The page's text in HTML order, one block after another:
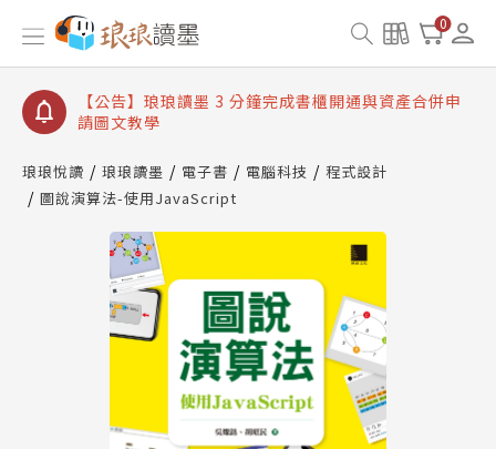
0
【公告】琅琅讀墨書櫃開通常見問題
【公告】琅琅讀墨 3 分鐘完成書櫃開通與資產合併申
【公告】琅琅書店服務升級重要說明及資產合併結果
查詢
琅琅悅讀 琅琅讀墨 電子書 電腦科技
程式設計
圖說演算法-使用JavaScript